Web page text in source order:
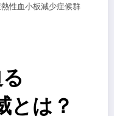
性血小板減少症候群
とは？